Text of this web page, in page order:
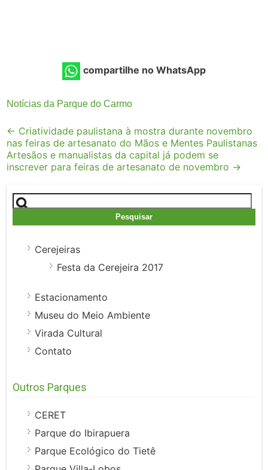
compartilhe no WhatsApp
Notícias da Parque do Carmo
Post
navigation
← Criatividade paulistana à mostra durante novembro
nas feiras de artesanato do Mãos e Mentes Paulistanas
Artesãos e manualistas da capital já podem se
inscrever para feiras de artesanato de novembro →
Pesquisar
por:
Cerejeiras
Festa da Cerejeira 2017
Estacionamento
Museu do Meio Ambiente
Virada Cultural
Contato
Outros Parques
CERET
Parque do Ibirapuera
Parque Ecológico do Tietê